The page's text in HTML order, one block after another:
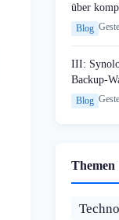
über
Blog
III:
Backup-
Blog
Themen